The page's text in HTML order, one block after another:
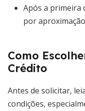
Após a primeira
por
Como
Crédito
Antes de solicitar,
condições,